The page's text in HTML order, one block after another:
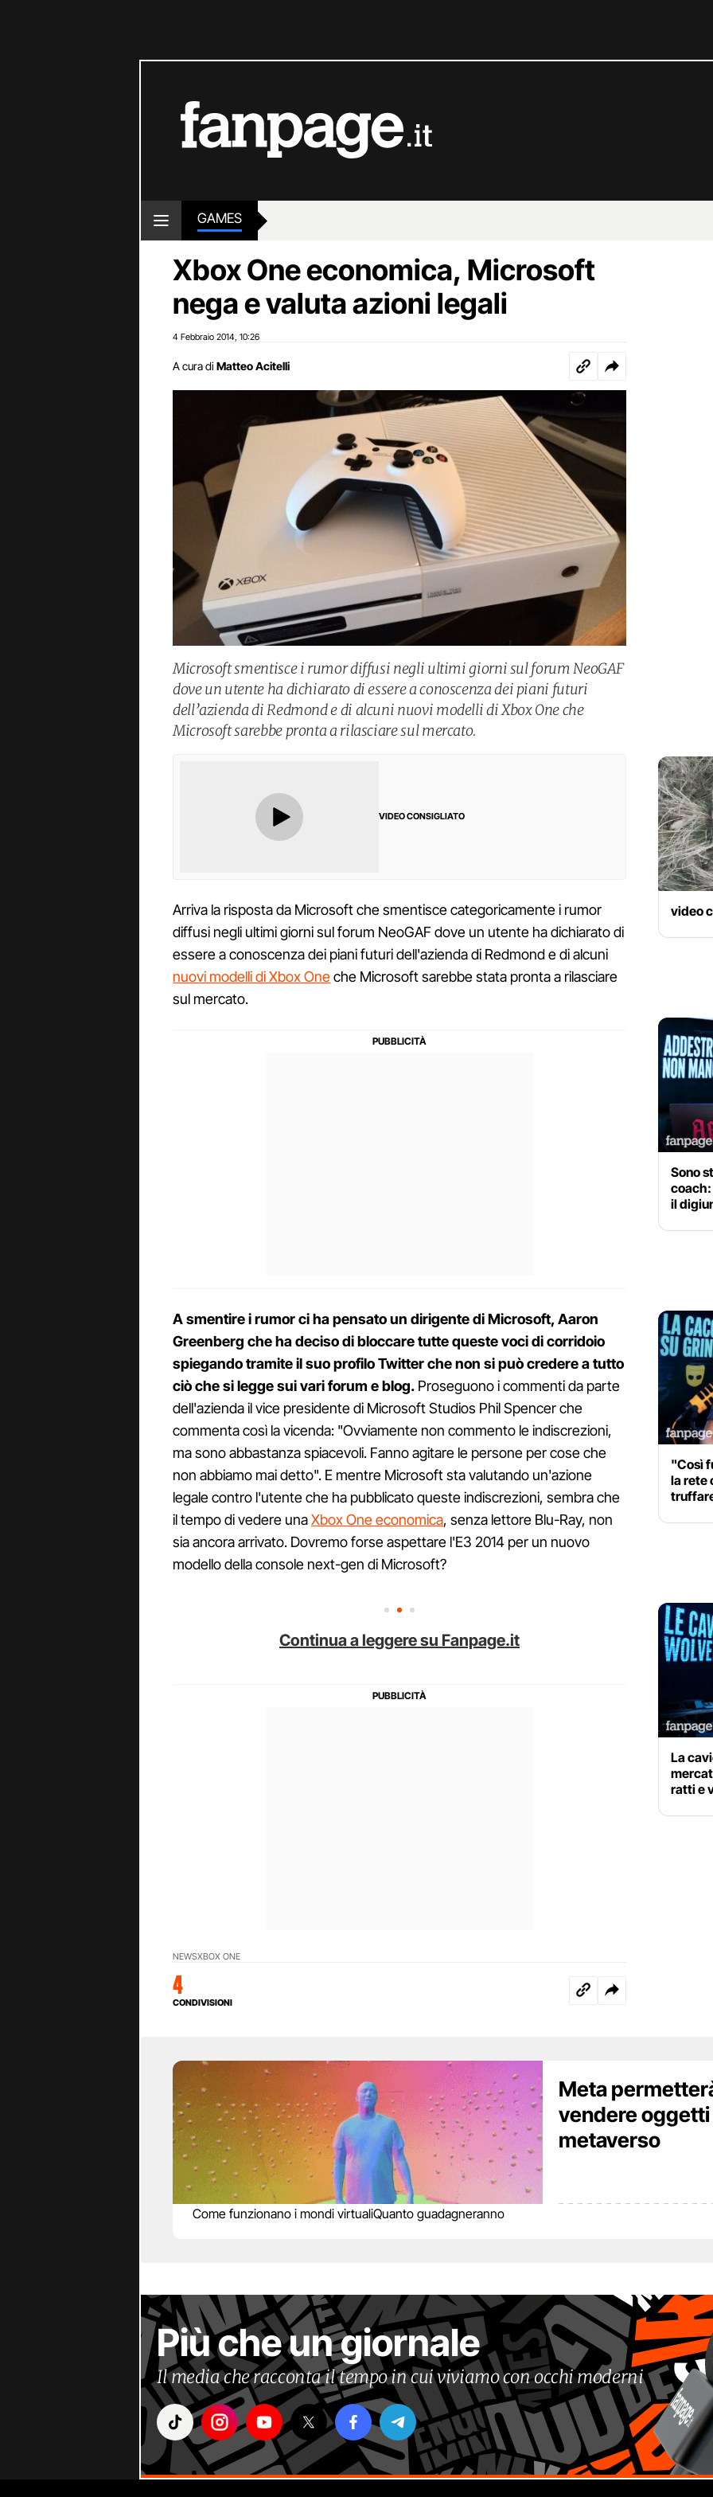
GAMES
Xbox One economica, Microsoft
nega e valuta azioni legali
4 Febbraio 2014 10:26
A cura di Matteo Acitelli
Microsoft smentisce i rumor diffusi negli ultimi giorni sul forum NeoGAF
dove un utente ha dichiarato di essere a conoscenza dei piani futuri
dell’azienda di Redmond e di alcuni nuovi modelli di Xbox One che
Microsoft sarebbe pronta a rilasciare sul mercato.
VIDEO CONSIGLIATO
Arriva la risposta da Microsoft che smentisce categoricamente i rumor
diffusi negli ultimi giorni sul forum NeoGAF dove un utente ha dichiarato di
essere a conoscenza dei piani futuri dell'azienda di Redmond e di alcuni
nuovi modelli di Xbox Oneche Microsoft sarebbe stata pronta a rilasciare
sul mercato.
A smentire i rumor ci ha pensato un dirigente di Microsoft, Aaron
Greenberg che ha deciso di bloccare tutte queste voci di corridoio
spiegando tramite il suo profilo Twitter che non si può credere a tutto
ciò che si legge sui vari forum e blog. Proseguono i commenti da parte
dell'azienda il vice presidente di Microsoft Studios Phil Spencer che
commenta così la vicenda: "Ovviamente non commento le indiscrezioni,
ma sono abbastanza spiacevoli. Fanno agitare le persone per cose che
non abbiamo mai detto". E mentre Microsoft sta valutando un'azione
legale contro l'utente che ha pubblicato queste indiscrezioni, sembra che
il tempo di vedere unaXbox One economica, senza lettore Blu-Ray, non
sia ancora arrivato. Dovremo forse aspettare l'E3 2014 per un nuovo
modello della console next-gen di Microsoft?
Continua a leggere su Fanpage.it
NEWSXBOX ONE
4
CONDIVISIONI
video
Sono
coach:
il
"Così
la rete
La
ratti e
Meta
vendere oggetti
metaverso
Come funzionano i mondi virtualiQuanto guadagneranno
Più che un giornale
Il media che racconta il tempo in cui viviamo con occhi moderni